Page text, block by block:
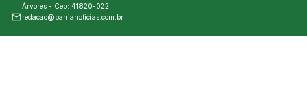
Árvores - Cep: 41820-022
redacao@bahianoticias.com.br